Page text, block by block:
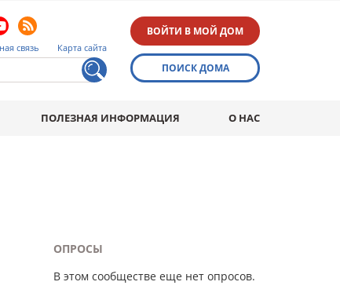
связь Карта сайта
ВОЙТИ В МОЙ ДОМ
ПОИСК ДОМА
ПОЛЕЗНАЯ ИНФОРМАЦИЯ О НАС
ОПРОСЫ
В этом сообществе еще нет опросов.